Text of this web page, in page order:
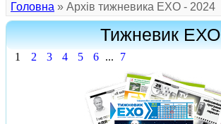
Головна » Архів тижневика ЕХO - 2024
Тижневик ЕХО
1 2 3 4 5 6 ... 7